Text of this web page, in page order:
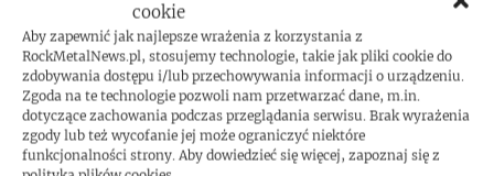
cookie
Aby zapewnić jak najlepsze wrażenia z korzystania z
RockMetalNews.pl, stosujemy technologie, takie jak pliki cookie do
zdobywania dostępu i/lub przechowywania informacji o urządzeniu.
Zgoda na te technologie pozwoli nam przetwarzać dane, m.in.
dotyczące zachowania podczas przeglądania serwisu. Brak wyrażenia
zgody lub też wycofanie jej może ograniczyć niektóre
funkcjonalności strony. Aby dowiedzieć się więcej, zapoznaj się z
Dave Mustaine o swoich ulubionych
gitarzystach
4 lipca 2026